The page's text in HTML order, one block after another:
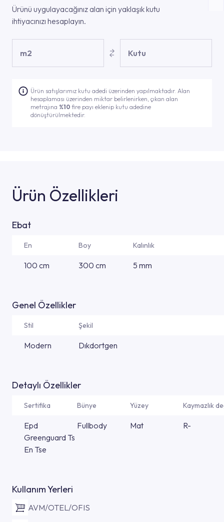
Ürünü uygulayacağınız alan için yaklaşık kutu
ihtiyacınızı hesaplayın.
m2 Kutu
Ürün satışlarımız kutu adedi üzerinden yapılmaktadır. Alan
hesaplaması üzerinden miktar belirlenirken, çıkan alan
metrajına %10fire payı eklenip kutu adedine
dönüştürülmektedir.
Ürün Özellikleri
Ebat
En Boy Kalınlık
100 cm 300 cm 5 mm
Genel Özellikler
Stil Şekil
Modern Dıkdortgen
Detaylı Özellikler
Sertifika Bünye Yüzey Kaymazlık
Epd
Greenguard Ts
En Tse
Fullbody Mat R-
Kullanım Yerleri
AVM/OTEL/OFIS